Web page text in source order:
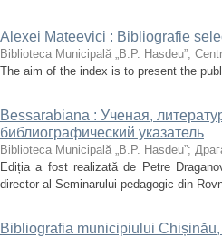
Alexei Mateevici : Bibliografie
Biblioteca Municipală „B.P. Hasdeu”;
The aim of the index is to present the
Bessarabiana : Ученая,
библиографический указатель
Biblioteca Municipală „B.P. Hasdeu”;
Ediția a fost realizată de Petre
director al Seminarului pedagogic din
Bibliografia municipiului